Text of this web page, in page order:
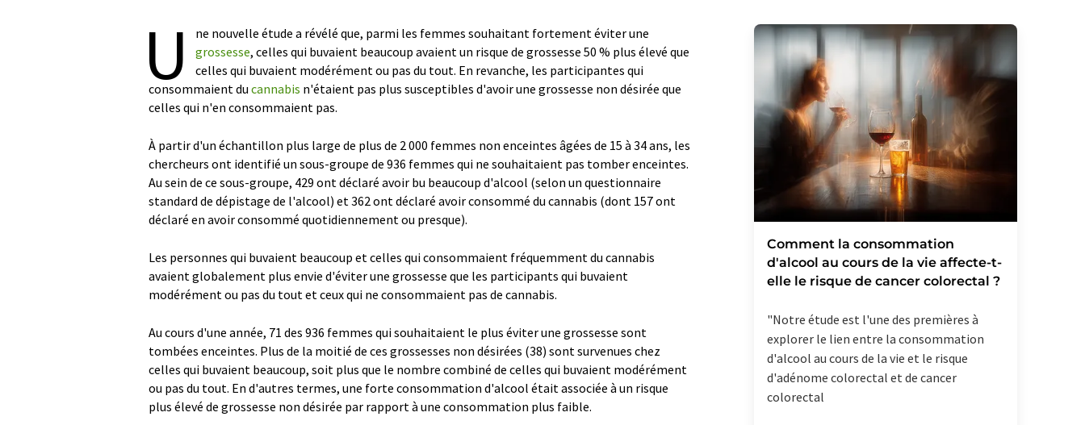
U
ne nouvelle étude a révélé que, parmi les femmes souhaitant fortement éviter une
grossesse, celles qui buvaient beaucoup avaient un risque de grossesse 50 % plus élevé que
celles qui buvaient modérément ou pas du tout. En revanche, les participantes qui
consommaient du cannabis n'étaient pas plus susceptibles d'avoir une grossesse non désirée que
celles qui n'en consommaient pas.
À partir d'un échantillon plus large de plus de 2 000 femmes non enceintes âgées de 15 à 34 ans, les
chercheurs ont identifié un sous-groupe de 936 femmes qui ne souhaitaient pas tomber enceintes.
Au sein de ce sous-groupe, 429 ont déclaré avoir bu beaucoup d'alcool (selon un questionnaire
standard de dépistage de l'alcool) et 362 ont déclaré avoir consommé du cannabis (dont 157 ont
déclaré en avoir consommé quotidiennement ou presque).
Les personnes qui buvaient beaucoup et celles qui consommaient fréquemment du cannabis
avaient globalement plus envie d'éviter une grossesse que les participants qui buvaient
modérément ou pas du tout et ceux qui ne consommaient pas de cannabis.
Au cours d'une année, 71 des 936 femmes qui souhaitaient le plus éviter une grossesse sont
tombées enceintes. Plus de la moitié de ces grossesses non désirées (38) sont survenues chez
celles qui buvaient beaucoup, soit plus que le nombre combiné de celles qui buvaient modérément
ou pas du tout. En d'autres termes, une forte consommation d'alcool était associée à un risque
plus élevé de grossesse non désirée par rapport à une consommation plus faible.
Comment la consommation
d'alcool au cours de la vie affecte-t-
elle le risque de cancer colorectal ?
"Notre étude est l'une des premières à
explorer le lien entre la consommation
d'alcool au cours de la vie et le risque
d'adénome colorectal et de cancer
colorectal